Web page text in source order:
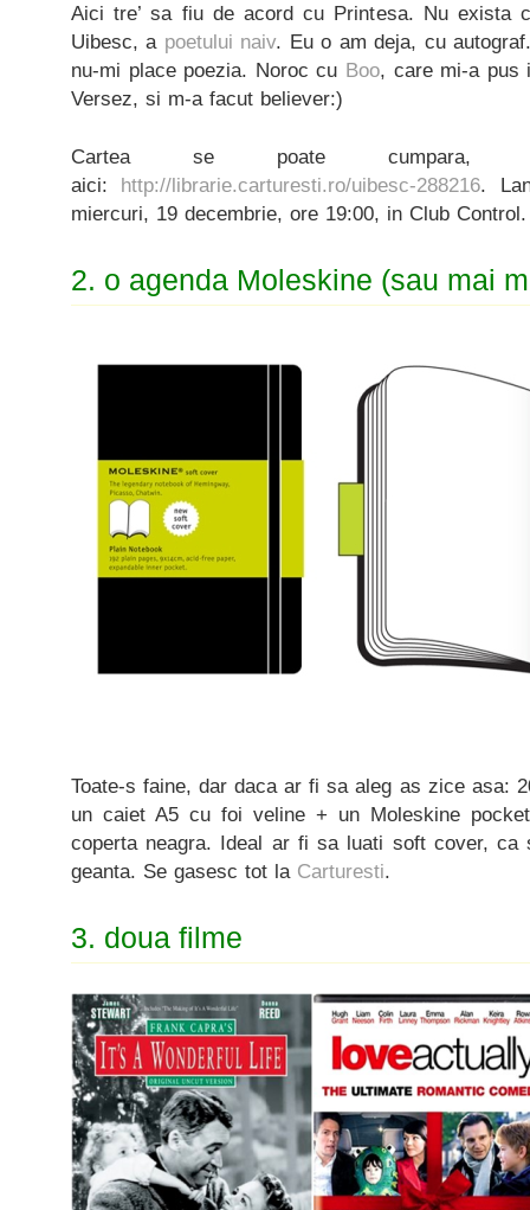
Aici tre’ sa fiu de acord cu Printesa. Nu exista
Uibesc, a poetului naiv. Eu o am deja, cu
nu-mi place poezia. Noroc cu Boo, care mi-a pus
Versez, si m-a facut believer:)
Cartea se poate cumpara,
aici: http://librarie.carturesti.ro/uibesc-288216.
miercuri, 19 decembrie, ore 19:00, in Club
2. o agenda Moleskine (sau mai
Toate-s faine, dar daca ar fi sa aleg as zice asa:
un caiet A5 cu foi veline + un Moleskine
coperta neagra. Ideal ar fi sa luati soft cover, ca
geanta. Se gasesc tot la Carturesti.
3. doua filme